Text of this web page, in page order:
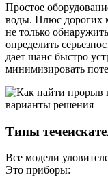
Простое
воды. Плюс дорогих
не только
определить
дает шанс быстро
минимизировать
Типы
Все модели
Это приборы: